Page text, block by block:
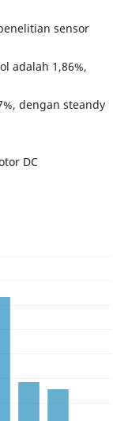
sensor
adalah 1,86%,
dengan steandy
DC